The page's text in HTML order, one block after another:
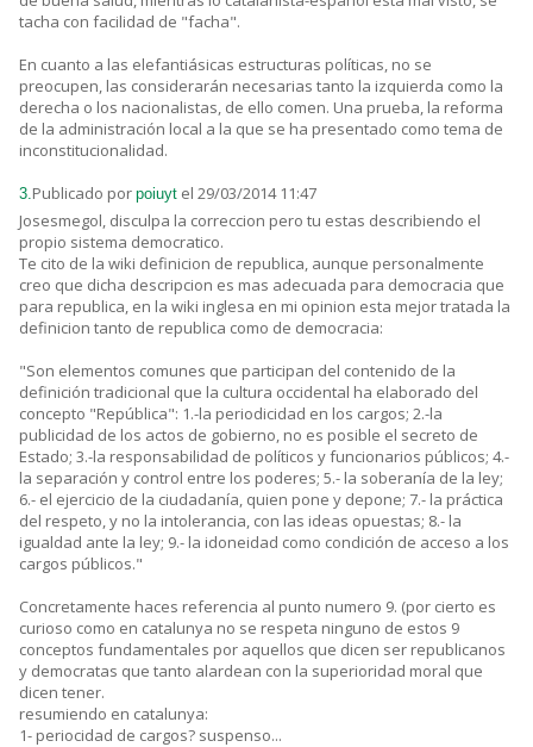
tacha con facilidad de "facha".
En cuanto a las elefantiásicas estructuras políticas, no se
preocupen, las considerarán necesarias tanto la izquierda como la
derecha o los nacionalistas, de ello comen. Una prueba, la reforma
de la administración local a la que se ha presentado como tema de
inconstitucionalidad.
3.Publicado por poiuyt el 29/03/2014 11:47
Josesmegol, disculpa la correccion pero tu estas describiendo el
propio sistema democratico.
Te cito de la wiki definicion de republica, aunque personalmente
creo que dicha descripcion es mas adecuada para democracia que
para republica, en la wiki inglesa en mi opinion esta mejor tratada la
definicion tanto de republica como de democracia:
"Son elementos comunes que participan del contenido de la
definición tradicional que la cultura occidental ha elaborado del
concepto "República": 1.-la periodicidad en los cargos; 2.-la
publicidad de los actos de gobierno, no es posible el secreto de
Estado; 3.-la responsabilidad de políticos y funcionarios públicos; 4.-
la separación y control entre los poderes; 5.- la soberanía de la ley;
6.- el ejercicio de la ciudadanía, quien pone y depone; 7.- la práctica
del respeto, y no la intolerancia, con las ideas opuestas; 8.- la
igualdad ante la ley; 9.- la idoneidad como condición de acceso a los
cargos públicos."
Concretamente haces referencia al punto numero 9. (por cierto es
curioso como en catalunya no se respeta ninguno de estos 9
conceptos fundamentales por aquellos que dicen ser republicanos
y democratas que tanto alardean con la superioridad moral que
dicen tener.
resumiendo en catalunya:
1- periocidad de cargos? suspenso...